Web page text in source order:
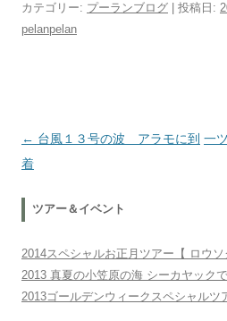
カテゴリー: プーランブログ | 投稿日:
pelanpelan
投稿ナビゲーション
← 台風１３号の波 アラモに到
着
一
ツアー＆イベント
2014スペシャルお正月ツアー【 ロウソ
2013 真夏の小笠原の海 シーカヤック
2013ゴールデンウィークスペシャルツ